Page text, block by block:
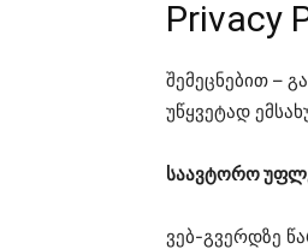
Privacy
შემეცნებით –
უწყვეტად
საავტორო
ვებ-გვერდზე